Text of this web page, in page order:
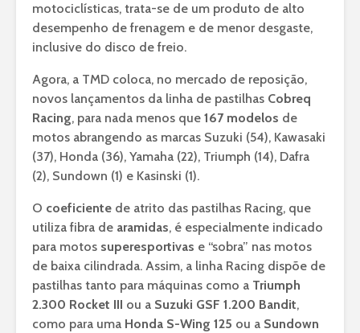
motociclísticas, trata-se de um produto de alto
desempenho de frenagem e de menor desgaste,
inclusive do disco de freio.
Agora, a TMD coloca, no mercado de reposição,
novos lançamentos da linha de pastilhas Cobreq
Racing, para nada menos que 167 modelos de
motos abrangendo as marcas Suzuki (54), Kawasaki
(37), Honda (36), Yamaha (22), Triumph (14), Dafra
(2), Sundown (1) e Kasinski (1).
O coeficiente de atrito das pastilhas Racing, que
utiliza fibra de aramidas, é especialmente indicado
para motos superesportivas e “sobra” nas motos
de baixa cilindrada. Assim, a linha Racing dispõe de
pastilhas tanto para máquinas como a Triumph
2.300 Rocket III ou a Suzuki GSF 1.200 Bandit,
como para uma Honda S-Wing 125 ou a Sundown